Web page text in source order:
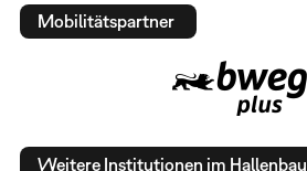
Mobilitätspartner
Weitere Institutionen im Hallenbau